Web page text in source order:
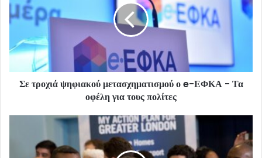
Σε τροχιά ψηφιακού μετασχηματισμού ο e-ΕΦΚΑ - Τα
οφέλη για τους πολίτες